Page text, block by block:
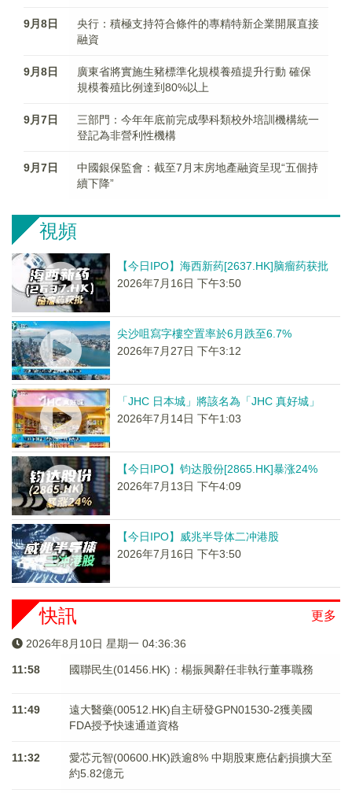
9月8日
央行：積極支持符合條件的專精特新企業開展直接
融資
9月8日
廣東省將實施生豬標準化規模養殖提升行動 確保
規模養殖比例達到80%以上
9月7日
三部門：今年年底前完成學科類校外培訓機構統一
登記為非營利性機構
9月7日
中國銀保監會：截至7月末房地產融資呈現“五個持
續下降”
視頻
【今日IPO】海西新药[2637.HK]脑瘤药获批
2026年7月16日 下午3:50
尖沙咀寫字樓空置率於6月跌至6.7%
2026年7月27日 下午3:12
「JHC 日本城」將該名為「JHC 真好城」
2026年7月14日 下午1:03
【今日IPO】钧达股份[2865.HK]暴涨24%
2026年7月13日 下午4:09
【今日IPO】威兆半导体二冲港股
2026年7月16日 下午3:50
更多
快訊
2026年8月10日 星期一 04:36:36
11:58 國聯民生(01456.HK)：楊振興辭任非執行董事職務
11:49
遠大醫藥(00512.HK)自主研發GPN01530-2獲美國
FDA授予快速通道資格
11:32
愛芯元智(00600.HK)跌逾8% 中期股東應佔虧損擴大至
約5.82億元